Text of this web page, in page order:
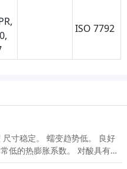
ISO 7792
寸稳定。 蠕变趋势低。 良好
低的热膨胀系数。 对酸具有良
腐蚀剂具有出色的耐受性。 具